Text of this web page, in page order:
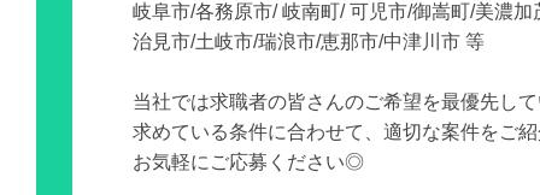
岐阜市/各務原市/ 岐南町/ 可児市/御嵩町/美濃加
治見市/土岐市/瑞浪市/恵那市/中津川市 等
当社では求職者の皆さんのご希望を最優先し
求めている条件に合わせて、適切な案件をご
お気軽にご応募ください◎